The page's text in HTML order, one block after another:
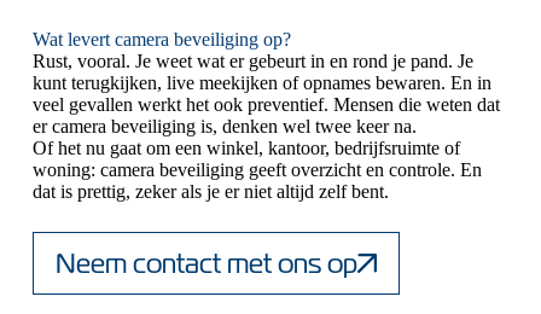
Wat levert camera beveiliging op?
Rust, vooral. Je weet wat er gebeurt in en rond je pand. Je
kunt terugkijken, live meekijken of opnames bewaren. En in
veel gevallen werkt het ook preventief. Mensen die weten dat
er camera beveiliging is, denken wel twee keer na.
Of het nu gaat om een winkel, kantoor, bedrijfsruimte of
woning: camera beveiliging geeft overzicht en controle. En
dat is prettig, zeker als je er niet altijd zelf bent.
Neem contact met ons op